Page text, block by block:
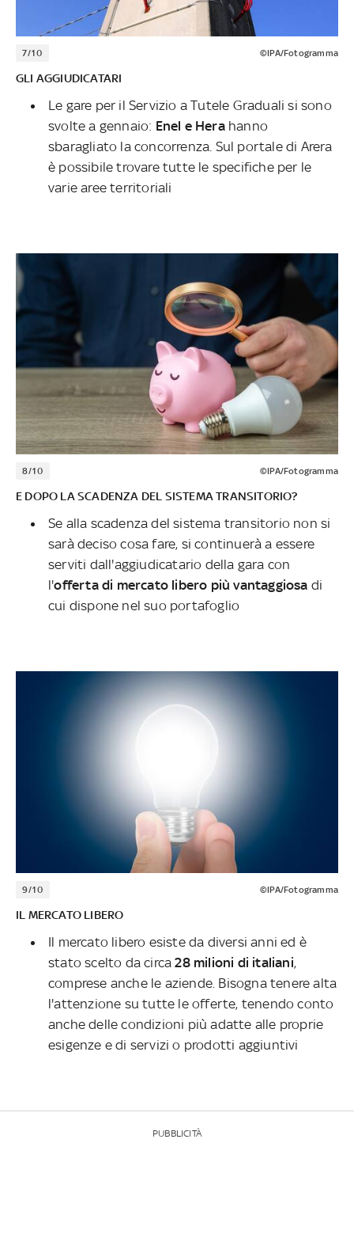
7/10 ©IPA/Fotogramma
GLI AGGIUDICATARI
Le gare per il Servizio a Tutele Graduali si sono
svolte a gennaio: Enel e Herahanno
sbaragliato la concorrenza. Sul portale di Arera
è possibile trovare tutte le specifiche per le
varie aree territoriali
8/10 ©IPA/Fotogramma
E DOPO LA SCADENZA DEL SISTEMA TRANSITORIO?
Se alla scadenza del sistema transitorio non si
sarà deciso cosa fare, si continuerà a essere
serviti dall'aggiudicatario della gara con
l'offerta di mercato libero più vantaggiosa di
cui dispone nel suo portafoglio
9/10 ©IPA/Fotogramma
IL MERCATO LIBERO
Il mercato libero esiste da diversi anni ed è
stato scelto da circa28 milioni di italiani,
comprese anche le aziende. Bisogna tenere alta
l'attenzione su tutte le offerte, tenendo conto
anche delle condizioni più adatte alle proprie
esigenze e di servizi o prodotti aggiuntivi
PUBBLICITÀ